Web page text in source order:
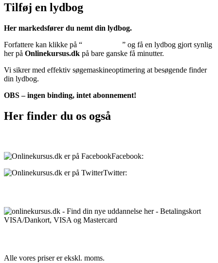
Tilføj en lydbog
Her markedsfører du nemt din lydbog.
Forfattere kan klikke på “
” og få en lydbog gjort synlig
her på Onlinekursus.dk på bare ganske få minutter.
Vi sikrer med effektiv søgemaskineoptimering at besøgende finder
din lydbog.
OBS – ingen binding, intet abonnement!
Her finder du os også
Facebook:
Twitter:
Alle vores priser er ekskl. moms.